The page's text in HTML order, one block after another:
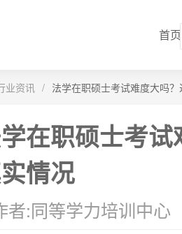
首页
业资讯 / 法学在职硕士考试难度大吗
在职硕士考
情况
者:同等学力培训中心